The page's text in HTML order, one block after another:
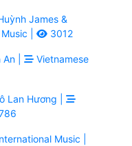
James &
| 3012
|
Vietnamese
Lan Hương |
Music |